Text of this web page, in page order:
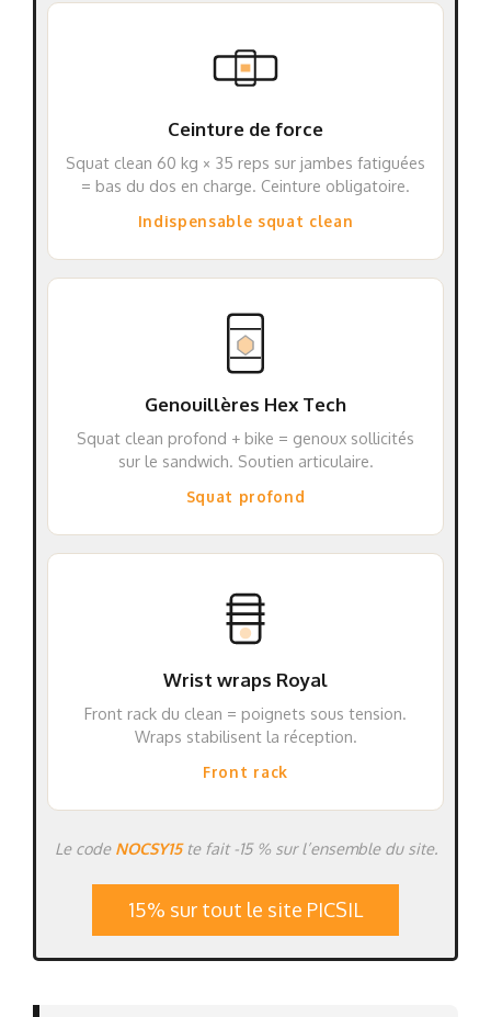
Ceinture de force
Squat clean 60 kg × 35 reps sur jambes fatiguées
= bas du dos en charge. Ceinture obligatoire.
Indispensable squat clean
Genouillères Hex Tech
Squat clean profond + bike = genoux sollicités
sur le sandwich. Soutien articulaire.
Squat profond
Wrist wraps Royal
Front rack du clean = poignets sous tension.
Wraps stabilisent la réception.
Front rack
Le code NOCSY15te fait -15 % sur l’ensemble du site.
15% sur tout le site PICSIL